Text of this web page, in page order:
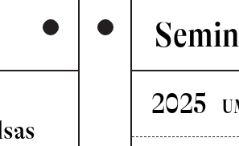
2025